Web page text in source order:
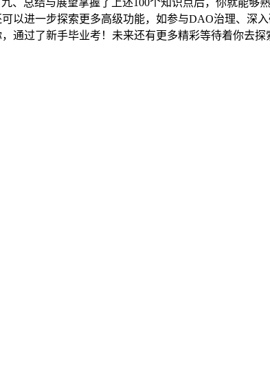
以进一步探索更多高级功能，如参与DAO治理、深
通过了新手毕业考！未来还有更多精彩等待着你去探